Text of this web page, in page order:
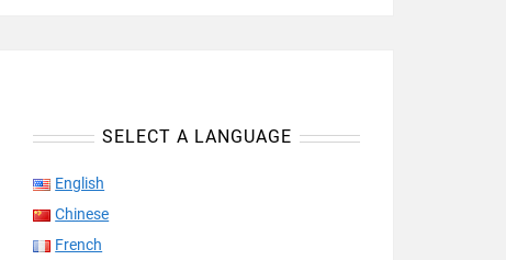
SELECT A LANGUAGE
English
Chinese
French